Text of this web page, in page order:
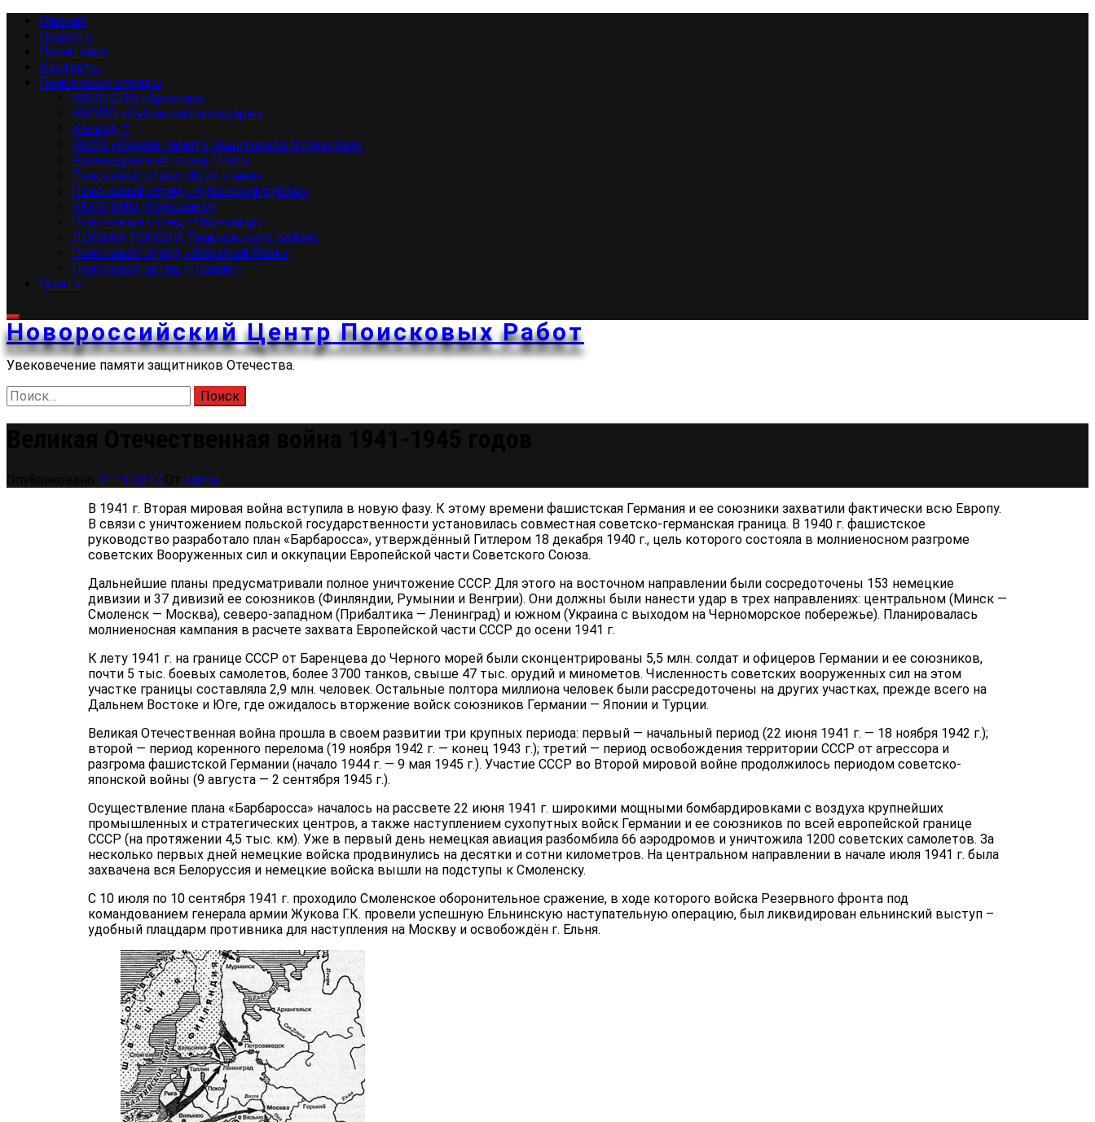
Перейти
содержимому
Основное
меню
Главная
Новости
Памятники
Контакты
Поисковые отряды
ККОО СПО «Арсенал»
ККОПО «Кубанский плацдарм»
Каскад-Т
ККОО «Охрана памяти защитников Отечества»
Краеведческий отряд Поиск
Поисковой отряд «Щит и меч»
Поисковый отряд «Кубанский рубеж»
ККОО ВИЦ «Плацдарм»
Поисковый отряд «Черномор»
ДОСААФ РОССИИ Темрюкского района
Поисковой отряд «Забытый Полк»
Поисковой ортяд «Подвиг»
Гранты
Новороссийский Центр Поисковых Работ
Увековечение памяти защитников Отечества.
Найти:
11.11.2017
admin
В 1941 г. Вторая мировая война вступила в новую фазу. К этому времени фашистская Германия и ее союзники захватили фактически всю Европу.
В связи с уничтожением польской государственности установилась совместная советско-германская граница. В 1940 г. фа­шистское
руководство разработало план «Барбаросса», утверж­дённый Гитлером 18 декабря 1940 г., цель которого состояла в молниеносном разгроме
советских Вооруженных сил и оккупации Европейской части Советского Союза.
Дальнейшие планы предусматривали полное уничтожение СССР. Для этого на восточ­ном направлении были сосредоточены 153 немецкие
дивизии и 37 дивизий ее союзников (Финляндии, Румынии и Венгрии). Они должны были нанести удар в трех направлениях: центральном (Минск —
Смоленск — Москва), северо-западном (Прибалтика — Ле­нинград) и южном (Украина с выходом на Черноморское побере­жье). Планировалась
молниеносная кампания в расчете захвата Евро­пейской части СССР до осени 1941 г.
К лету 1941 г. на границе СССР от Баренцева до Черного морей были сконцентриро­ваны 5,5 млн. солдат и офицеров Германии и ее союзников,
почти 5 тыс. боевых самолетов, более 3700 танков, свыше 47 тыс. орудий и минометов. Численность советских вооружен­ных сил на этом
участке границы составляла 2,9 млн. чело­век. Остальные полтора миллиона человек были рассредото­чены на других участках, прежде всего на
Дальнем Востоке и Юге, где ожидалось вторжение войск союзников Герма­нии — Японии и Турции.
Великая Отечественная война прошла в своем развитии три крупных периода: первый — начальный период (22 июня 1941 г. — 18 ноября 1942 г.);
второй — период коренного перелома (19 ноября 1942 г. — конец 1943 г.); третий — период освобождения территории СССР от агрессора и
разгрома фашистской Германии (начало 1944 г. — 9 мая 1945 г.). Учас­тие СССР во Второй мировой войне продолжилось периодом советско-
японской войны (9 августа — 2 сентября 1945 г.).
Осуществление плана «Барбаросса» началось на рассвете 22 июня 1941 г. широкими мощными бомбардировками с воздуха крупнейших
промышленных и стратегических центров, а также на­ступлением сухопутных войск Германии и ее союзников по всей ев­ропейской границе
СССР (на протяжении 4,5 тыс. км). Уже в первый день немецкая авиация разбомбила 66 аэро­дромов и уничтожила 1200 советских самолетов. За
несколько первых дней немецкие войска продвинулись на десятки и сотни ки­лометров. На центральном направлении в начале июля 1941 г. была
захвачена вся Белоруссия и немецкие войска вышли на подступы к Смоленску.
С 10 июля по 10 сентября 1941 г. проходило Смоленское оборонительное сражение, в ходе которого войска Резервного фронта под
командованием генерала армии Жукова Г.К. провели успешную Ельнинскую наступательную операцию, был ликвидирован ельнинский выступ –
удобный плацдарм противника для наступления на Москву и освобождён г. Ельня.